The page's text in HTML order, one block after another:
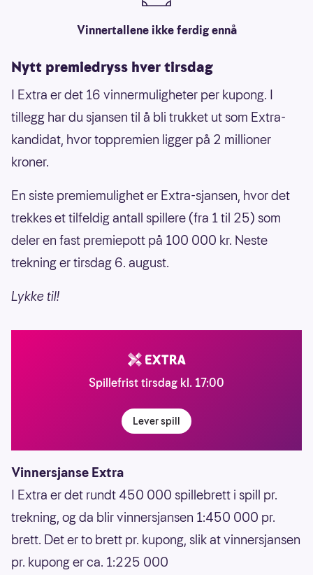
Vinnertallene ikke ferdig ennå
Nytt premiedryss hver tirsdag
I Extra er det 16 vinnermuligheter per kupong. I
tillegg har du sjansen til å bli trukket ut som Extra-
kandidat, hvor toppremien ligger på 2 millioner
kroner.
En siste premiemulighet er Extra-sjansen, hvor det
trekkes et tilfeldig antall spillere (fra 1 til 25) som
deler en fast premiepott på 100 000 kr. Neste
trekning er tirsdag 6. august.
Lykke til!
Spillefrist tirsdag kl. 17:00
Lever spill
Vinnersjanse Extra
I Extra er det rundt 450 000 spillebrett i spill pr.
trekning, og da blir vinnersjansen 1:450 000 pr.
brett. Det er to brett pr. kupong, slik at vinnersjansen
pr. kupong er ca. 1:225 000